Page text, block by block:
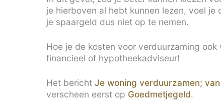
je hierboven al hebt kunnen lezen, voel
je spaargeld dus niet op te nemen.
Hoe je de kosten voor verduurzaming
financieel of hypotheekadviseur!
Het bericht Je woning verduurzamen;
verscheen eerst op Goedmetjegeld.